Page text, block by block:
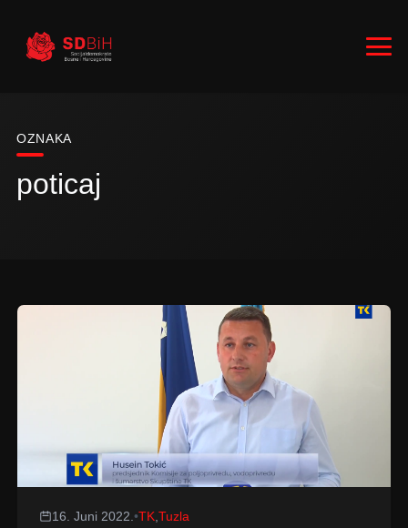
RUKOVODSTVO
OZNAKA
poticaj
16. Juni 2022. •TK, Tuzla